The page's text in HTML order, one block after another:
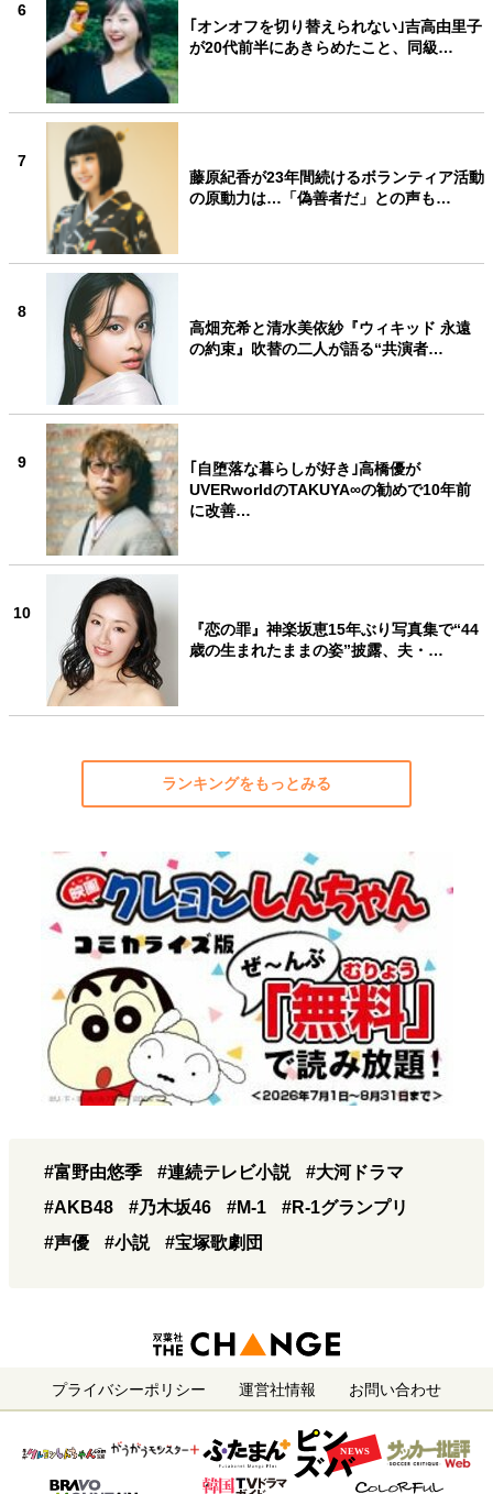
6
｢オンオフを切り替えられない｣吉高由里子
が20代前半にあきらめたこと、同級…
7
藤原紀香が23年間続けるボランティア活動
の原動力は…「偽善者だ」との声も…
8
高畑充希と清水美依紗『ウィキッド 永遠
の約束』吹替の二人が語る“共演者…
9
｢自堕落な暮らしが好き｣高橋優が
UVERworldのTAKUYA∞の勧めで10年前
に改善…
10
『恋の罪』神楽坂恵15年ぶり写真集で“44
歳の生まれたままの姿”披露、夫・…
ランキングをもっとみる
#富野由悠季 #連続テレビ小説
#大河ドラマ
#AKB48
#乃木坂46 #M-1
#R-1グランプリ
#声優
#小説 #宝塚歌劇団
プライバシーポリシー 運営社情報 お問い合わせ